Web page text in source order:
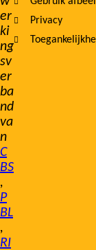
er
ki
ng
sv
er
ba
nd
va
n
C
BS
,
P
BL
,
RI
Privacy